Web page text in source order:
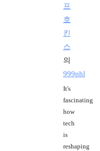
프
호
킨
스
의
999phl
It's
fascinating
how
tech
is
reshaping